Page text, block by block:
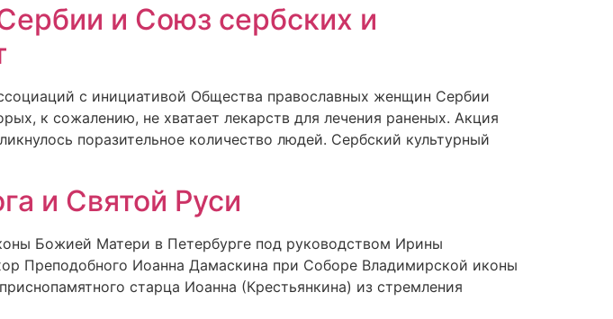
и Союз сербских и
с инициативой Общества православных женщин Сербии
к сожалению, не хватает лекарств для лечения раненых. Акция
поразительное количество людей. Сербский культурный
и Святой Руси
Божией Матери в Петербурге под руководством Ирины
Преподобного Иоанна Дамаскина при Соборе Владимирской иконы
старца Иоанна (Крестьянкина) из стремления